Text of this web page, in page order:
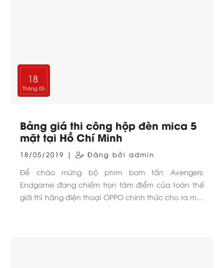
18
Tháng 05
Bảng giá thi công hộp đèn mica 5
mặt tại Hồ Chí Minh
18/05/2019 | Đăng bởi admin
Để chào mừng bộ phim bom tấn Avengers:
Endgame đang chiếm trọn tâm điểm của toàn thế
giới thì hãng điện thoại OPPO chính thức cho ra mắt